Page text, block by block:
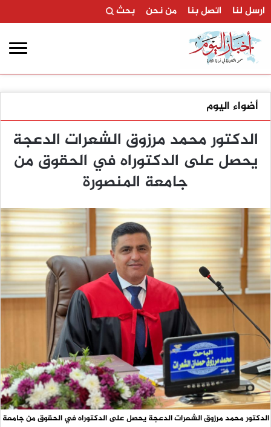
ارسل لنا اتصل بنا من نحن بحث
أضواء اليوم
الدكتور محمد مرزوق الشعرات الدعجة
يحصل على الدكتوراه في الحقوق من
جامعة المنصورة
الدكتور محمد مرزوق الشعرات الدعجة يحصل على الدكتوراه في الحقوق من جامعة